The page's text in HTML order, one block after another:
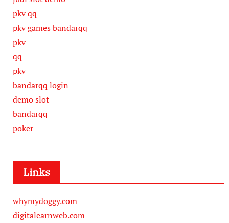
pkv qq
pkv games bandarqq
pkv
qq
pkv
bandarqq login
demo slot
bandarqq
poker
Links
whymydoggy.com
digitalearnweb.com